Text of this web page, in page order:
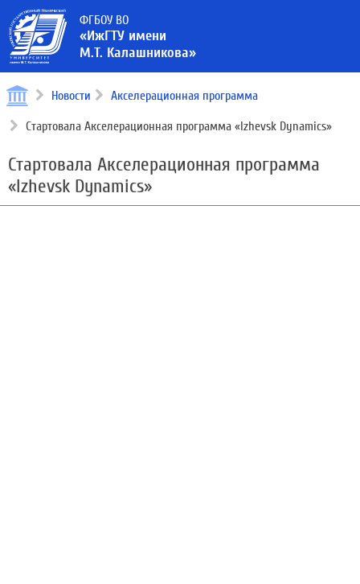
ФГБОУ ВО
«ИжГТУ имени
М.Т. Калашникова»
Новости Акселерационная программа
Стартовала Акселерационная программа «Izhevsk Dynamics»
Стартовала Акселерационная программа
«Izhevsk Dynamics»